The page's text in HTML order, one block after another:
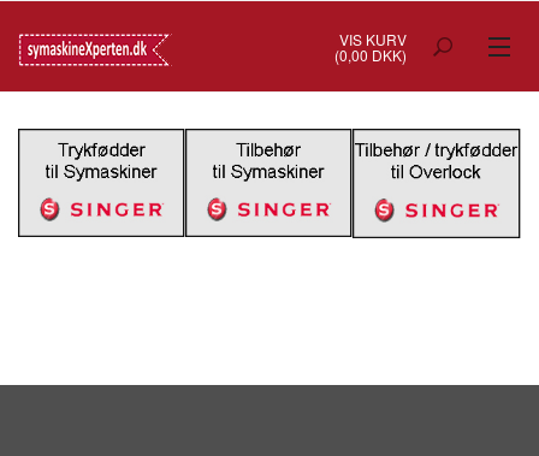
VIS KURV
(0,00 DKK)
SYMASKINER
OVERLOCK